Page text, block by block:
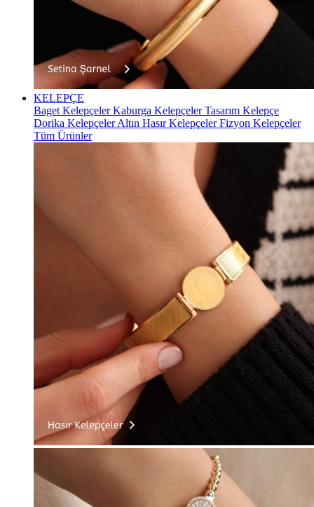
KELEPÇE
Baget KelepçelerKaburga KelepçelerTasarım Kelepçe
Dorika KelepçelerAltın Hasır KelepçelerFizyon Kelepçeler
Tüm Ürünler